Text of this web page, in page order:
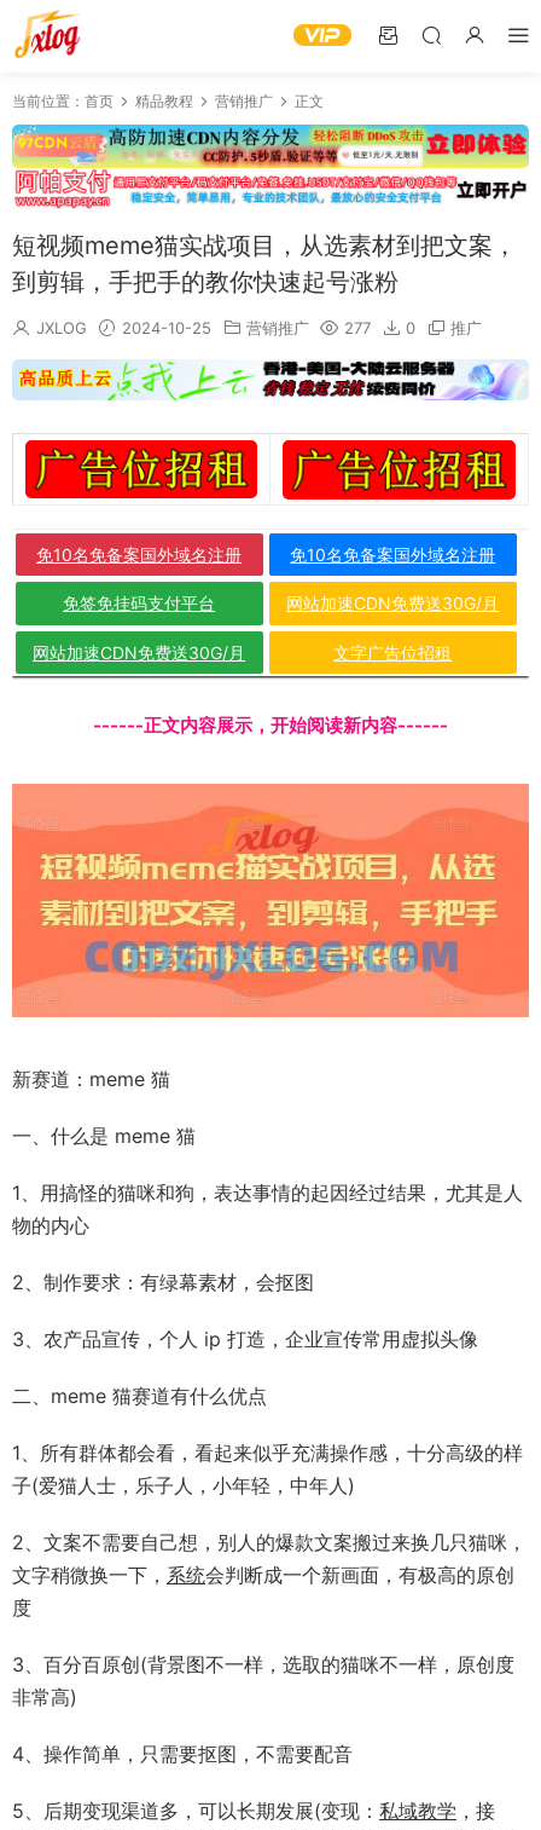
当前位置： 首页 精品教程 营销推广 正文
短视频meme猫实战项目，从选素材到把文案，
到剪辑，手把手的教你快速起号涨粉
JXLOG 2024-10-25 营销推广 277 0 推广
免10名免备案国外域名注册 免10名免备案国外域名注册
免签免挂码支付平台 网站加速CDN免费送30G/月
网站加速CDN免费送30G/月 文字广告位招租
------正文内容展示，开始阅读新内容------
新赛道：meme 猫
一、什么是 meme 猫
1、用搞怪的猫咪和狗，表达事情的起因经过结果，尤其是人
物的内心
2、制作要求：有绿幕素材，会抠图
3、农产品宣传，个人 ip 打造，企业宣传常用虚拟头像
二、meme 猫赛道有什么优点
1、所有群体都会看，看起来似乎充满操作感，十分高级的样
子(爱猫人士，乐子人，小年轻，中年人)
2、文案不需要自己想，别人的爆款文案搬过来换几只猫咪，
文字稍微换一下， 系统会判断成一个新画面，有极高的原创
度
3、百分百原创(背景图不一样，选取的猫咪不一样，原创度
非常高)
4、操作简单，只需要抠图，不需要配音
5、后期变现渠道多，可以长期发展(变现： 私域教学 ，接